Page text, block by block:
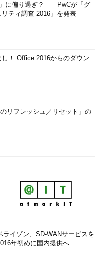
に偏り過ぎ？――PwCが「グ
ティ調査 2016」を発表
！ Office 2016からのダウン
リフレッシュ／リセット」の
ライゾン、SD-WANサービスを
年初めに国内提供へ